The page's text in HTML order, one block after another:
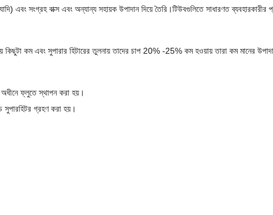
এবং সংগ্রহ বাক্স এবং অন্যান্য সহায়ক উপাদান দিয়ে তৈরি।টিউবগুলিতে সাধারণত
কিছুটা কম এবং সুপারার হিটারের তুলনায় তাদের চাপ 20% -25% কম হওয়ায় তারা কম মানের
ফ্লুতে স্থাপন করা হয়।
সুপারহিটর গ্রহণ করা হয়।